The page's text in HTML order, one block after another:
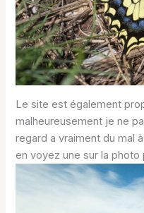
Le site est également
malheureusement je ne
regard a vraiment du mal
en voyez une sur la photo